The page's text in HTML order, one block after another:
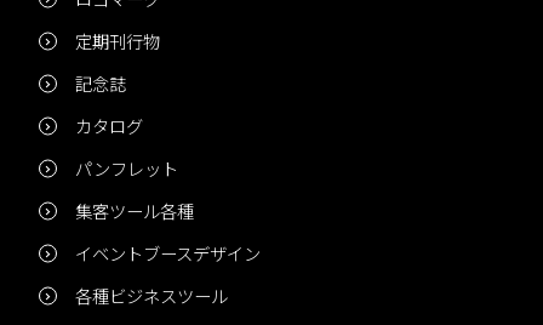
定期刊行物
記念誌
カタログ
パンフレット
集客ツール各種
イベントブースデザイン
各種ビジネスツール